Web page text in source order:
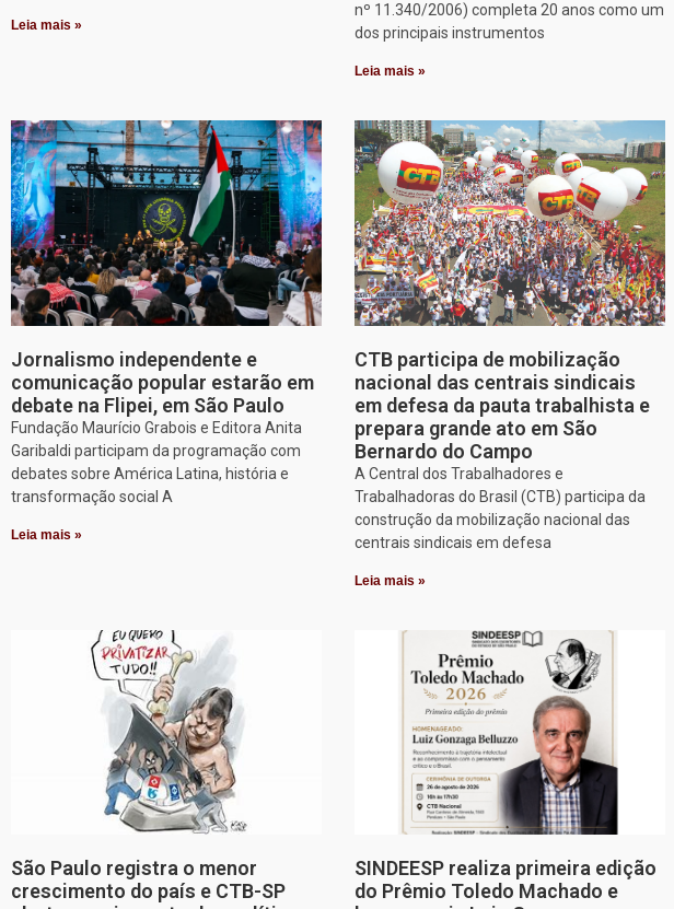
Leia mais »
nº 11.340/2006) completa 20 anos como um
dos principais instrumentos
Leia mais »
Jornalismo independente e
comunicação popular estarão em
debate na Flipei, em São Paulo
Fundação Maurício Grabois e Editora Anita
Garibaldi participam da programação com
debates sobre América Latina, história e
transformação social A
Leia mais »
CTB participa de mobilização
nacional das centrais sindicais
em defesa da pauta trabalhista e
prepara grande ato em São
Bernardo do Campo
A Central dos Trabalhadores e
Trabalhadoras do Brasil (CTB) participa da
construção da mobilização nacional das
centrais sindicais em defesa
Leia mais »
São Paulo registra o menor
crescimento do país e CTB-SP
SINDEESP realiza primeira edição
do Prêmio Toledo Machado e